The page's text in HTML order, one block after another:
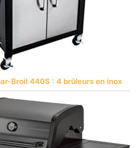
Broil 440S : 4 brûleurs en inox